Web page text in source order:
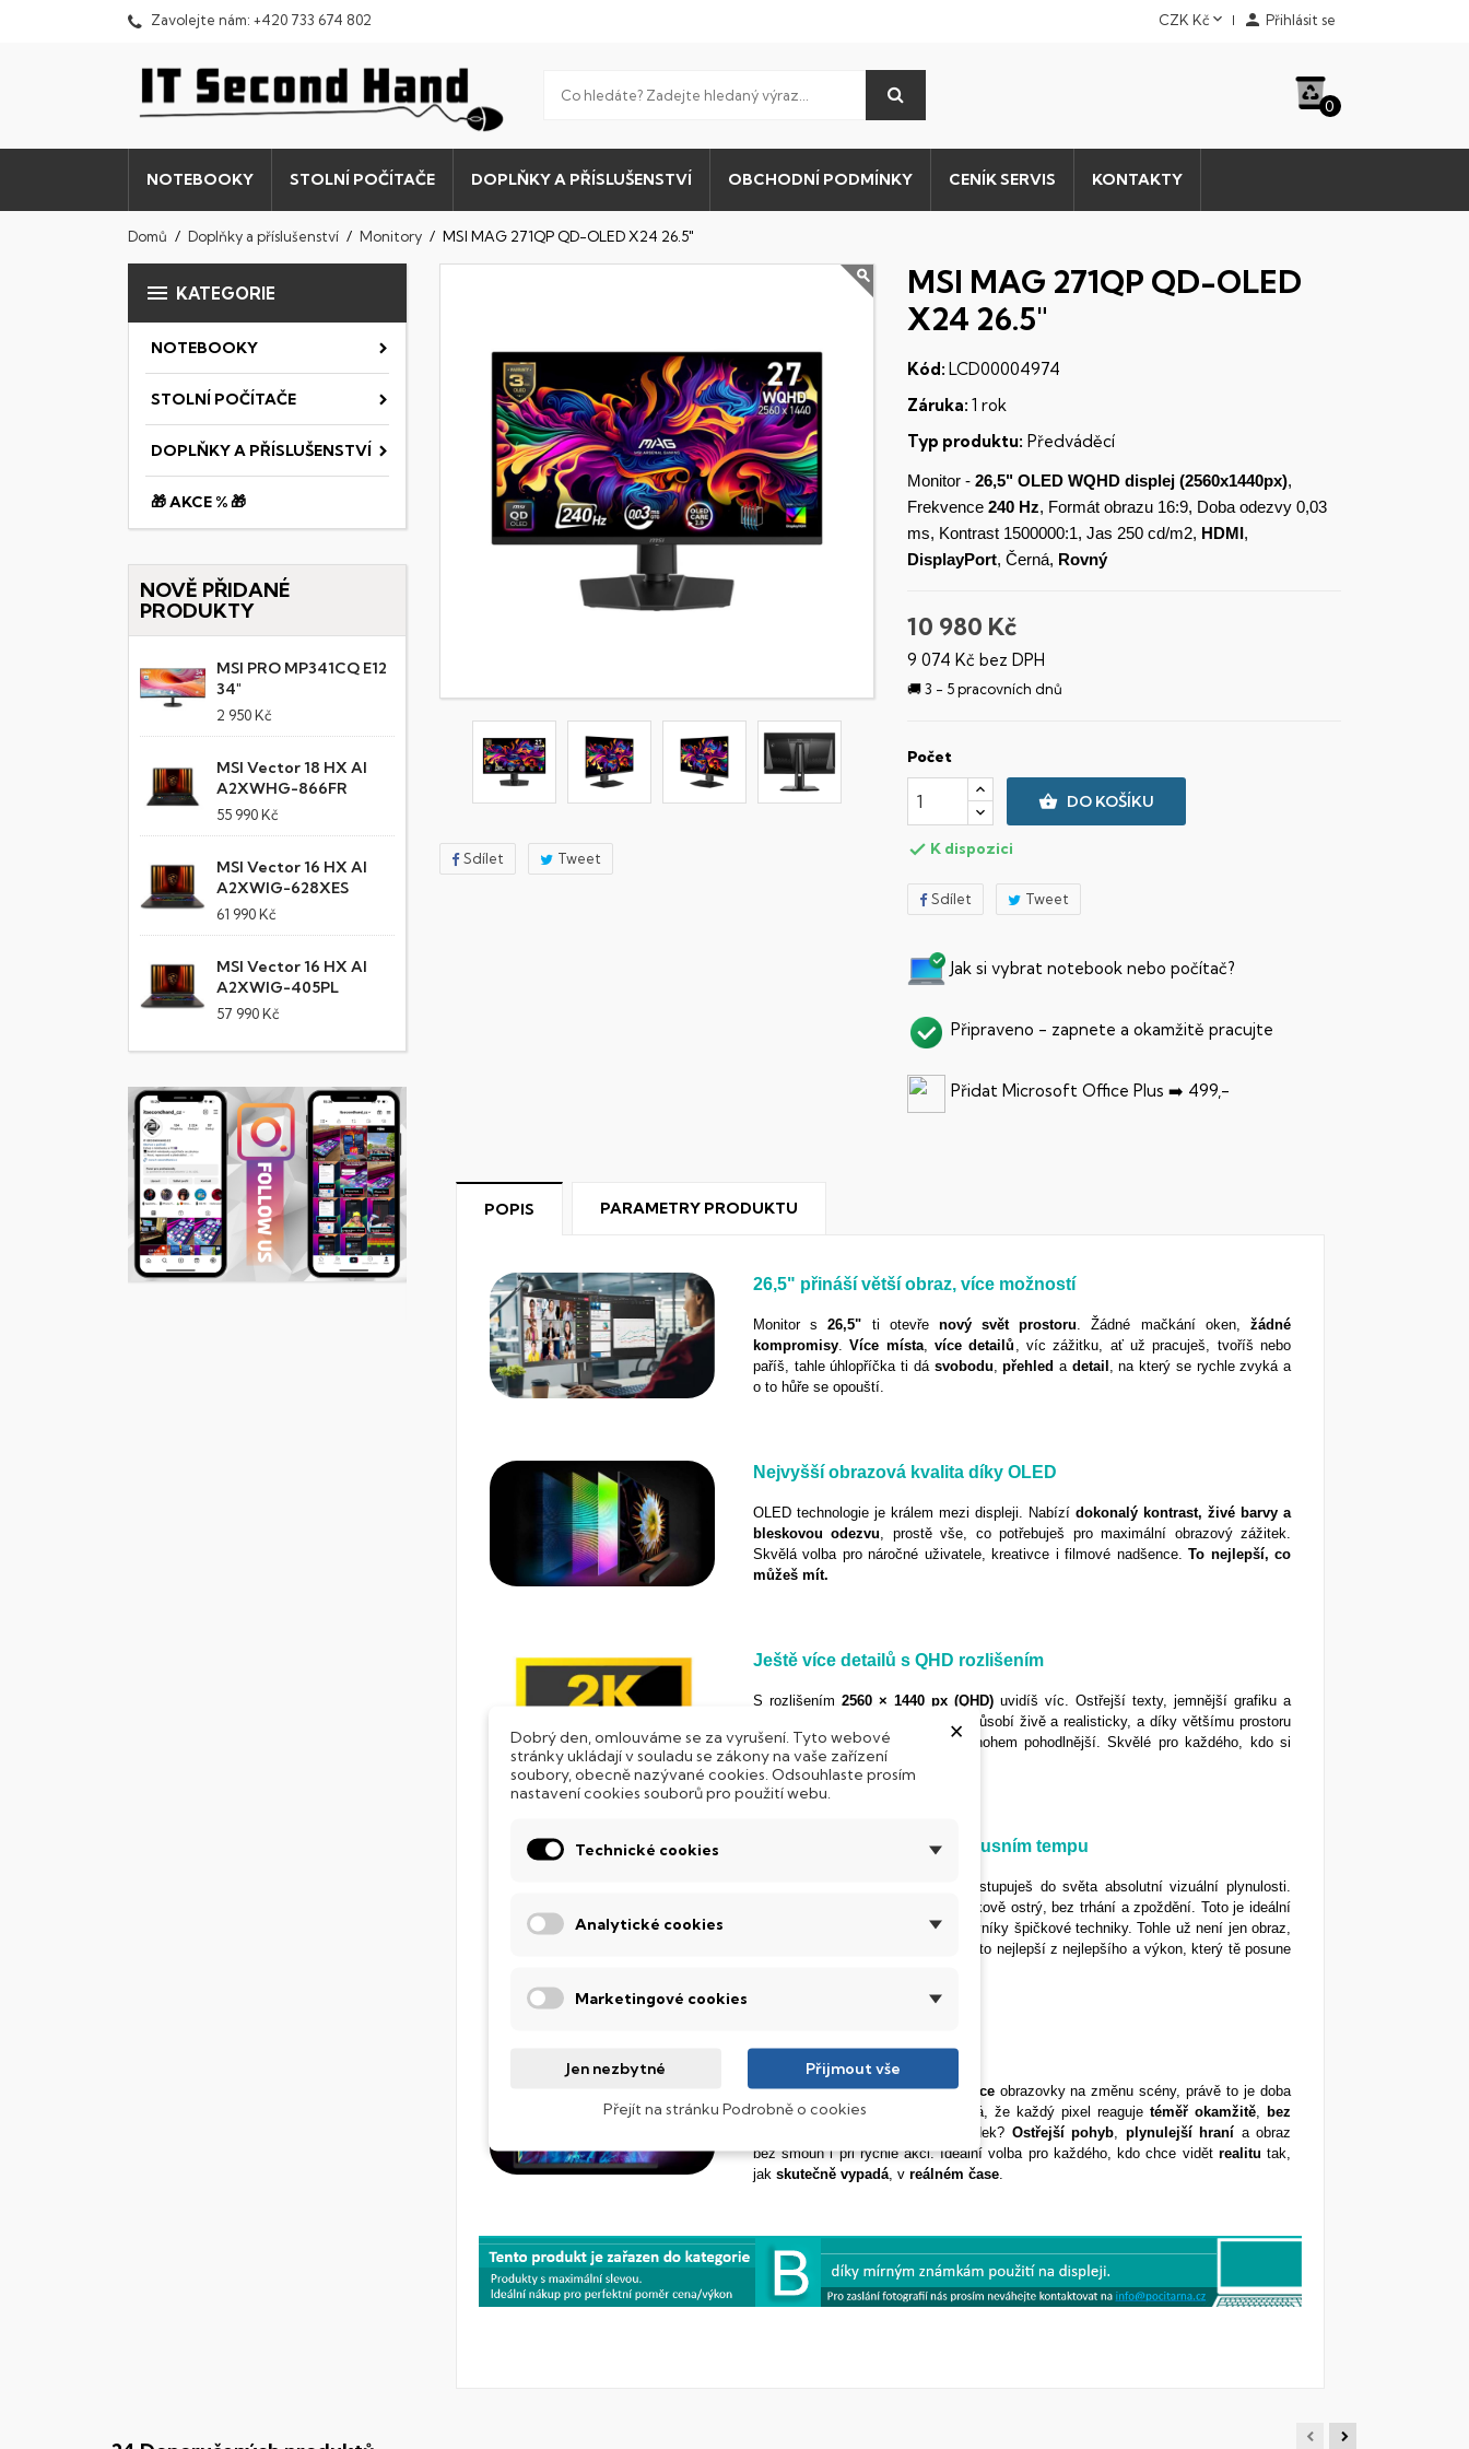
Zavolejte nám: +420 733 674 802 CZK Kč  Přihlásit se
0
NOTEBOOKY STOLNÍ POČÍTAČE DOPLŇKY A PŘÍSLUŠENSTVÍ OBCHODNÍ PODMÍNKY CENÍK SERVIS KONTAKTY
Domů Doplňky a příslušenství Monitory MSI MAG 271QP QD-OLED X24 26.5"
 KATEGORIE
NOTEBOOKY
STOLNÍ POČÍTAČE
DOPLŇKY A PŘÍSLUŠENSTVÍ
🎁 AKCE % 🎁
NOVĚ PŘIDANÉ
PRODUKTY
MSI PRO MP341CQ E12
34"
2 950 Kč
MSI Vector 18 HX AI
A2XWHG-866FR
55 990 Kč
MSI Vector 16 HX AI
A2XWIG-628XES
61 990 Kč
MSI Vector 16 HX AI
A2XWIG-405PL
57 990 Kč
Sdílet Tweet
MSI MAG 271QP QD-OLED
X24 26.5"
Kód: LCD00004974
Záruka: 1 rok
Typ produktu: Předváděcí
Monitor - 26,5" OLED WQHDdisplej (2560x1440px),
Frekvence 240 Hz, Formát obrazu 16:9, Doba odezvy 0,03
ms, Kontrast 1500000:1, Jas 250 cd/m2, HDMI ,
DisplayPort, Černá, Rovný
10 980 Kč
9 074 Kč bez DPH
🚚 3 - 5 pracovních dnů
Počet
 DO KOŠÍKU
 K dispozici
Sdílet Tweet
Jak si vybrat notebook nebo počítač?
Připraveno - zapnete a okamžitě pracujte
Přidat Microsoft Office Plus ➡️ 499,-
POPIS PARAMETRY PRODUKTU
26,5" přináší větší obraz, více možností
Monitor s26,5" ti otevře nový svět prostoru . Žádné mačkání oken,žádné
kompromisy .Více místa,více detailů , víc zážitku, ať už pracuješ, tvoříš nebo
paříš, tahle úhlopříčka ti dá svobodu ,přehled a detail , na který se rychle zvyká a
o to hůře se opouští.
Nejvyšší obrazová kvalita díky OLED
OLED technologie je králem mezi displeji. Nabízí dokonalý kontrast, živé barvy a
bleskovou odezvu , prostě vše, co potřebuješ pro maximální obrazový zážitek.
Skvělá volba pro náročné uživatele, kreativce i filmové nadšence.To nejlepší, co
můžeš mít.
Ještě více detailů s QHD rozlišením
S rozlišením 2560 × 1440 px (QHD) uvidíš víc. Ostřejší texty, jemnější grafiku a
bohatší barevné přechody. Obraz působí živě a realisticky, a díky většímu prostoru
na ploše je práce s více okny mnohem pohodlnější. Skvělé pro každého, kdo si
potrpí na kvalitu zobrazení.
Elitní plynulost 240 Hz v luxusním tempu
vstupuješ do světa absolutní vizuální plynulosti.
Každý pohyb na obrazovce je bleskově ostrý, bez trhání a zpoždění. Toto je ideální
pro náročné hráče, kreativce i milovníky špičkové techniky. Tohle už není jen obraz,
to je zážitek. V této třídě dostáváš to nejlepší z nejlepšího a výkon, který tě posune
Odezva0,03 msmění vše
Čím nižší číslo, tímrychlejší reakceobrazovky na změnu scény, právě to je doba
odezvy. Odezva0,03 ms znamená, že každý pixel reaguje téměř okamžitě
bez
nebo rozmazání. Výsledek? Ostřejší pohyb plynulejší hraní a obraz
bez šmouh i při rychlé akci. Ideální volba pro každého, kdo chce vidět realitu tak,
jak skutečně vypadá , v reálném čase
×
Dobrý den, omlouváme se za vyrušení. Tyto webové
stránky ukládají v souladu se zákony na vaše zařízení
soubory, obecně nazývané cookies. Odsouhlaste prosím
nastavení cookies souborů pro použití webu.
Technické cookies
Analytické cookies
Marketingové cookies
Jen nezbytné Přijmout vše
Přejít na stránku Podrobně o cookies